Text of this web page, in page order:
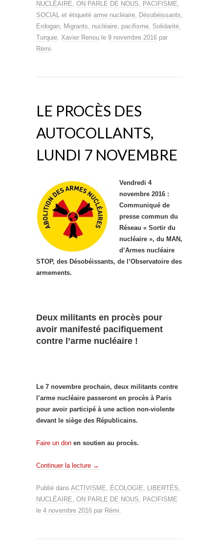
NUCLÉAIRE ON PARLE DE NOUS PACIFISME
SOCIAL
et étiqueté arme nucléaire Désobéissants
Erdogan
Migrants nucléaire pacifisme Solidarité
Turquie Xavier Renou le 9 novembre 2016 par
Rémi
LE PROCÈS DES
AUTOCOLLANTS,
LUNDI 7 NOVEMBRE
Vendredi 4
novembre 2016 :
Communiqué de
presse commun du
Réseau « Sortir du
nucléaire », du MAN,
d’Armes nucléaire
STOP, des Désobéissants, de l’Observatoire des
armements.
Deux militants en procès pour
avoir manifesté pacifiquement
contre l’arme nucléaire !
Le 7 novembre prochain, deux militants contre
l’arme nucléaire passeront en procès à Paris
pour avoir participé à une action non-violente
devant le siège des Républicains.
Faire un don en soutien au procès.
Continuer la lecture →
Publié dans ACTIVISME ÉCOLOGIE LIBERTÉS
NUCLÉAIRE ON PARLE DE NOUS
PACIFISME
le 4 novembre 2016 par Rémi